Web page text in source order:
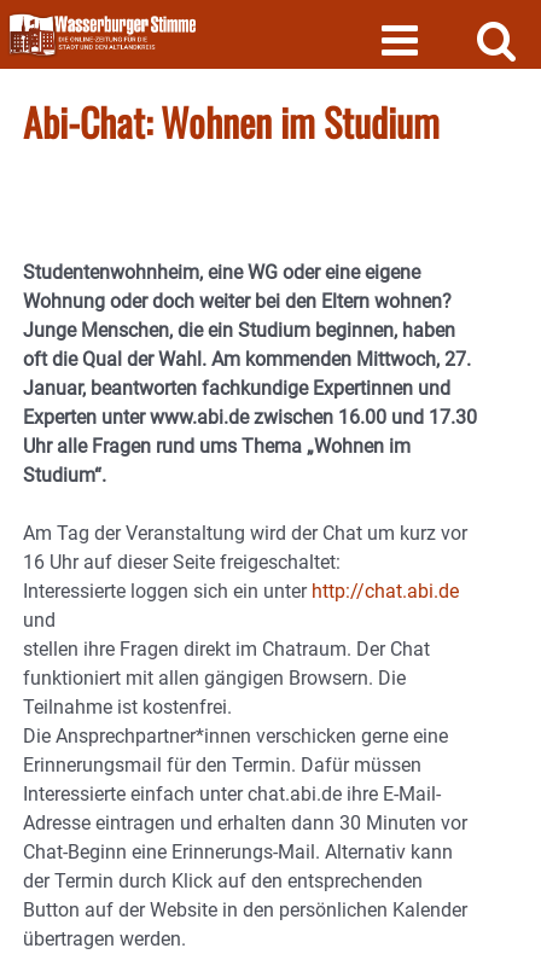
Skip
to
content
Abi-Chat: Wohnen im Studium
Studentenwohnheim, eine WG oder eine eigene
Wohnung oder doch weiter bei den Eltern wohnen?
Junge Menschen, die ein Studium beginnen, haben
oft die Qual der Wahl. Am kommenden Mittwoch, 27.
Januar, beantworten fachkundige Expertinnen und
Experten unter www.abi.de zwischen 16.00 und 17.30
Uhr alle Fragen rund ums Thema „Wohnen im
Studium“.
Am Tag der Veranstaltung wird der Chat um kurz vor
16 Uhr auf dieser Seite freigeschaltet:
Interessierte loggen sich ein unter http://chat.abi.de
und
stellen ihre Fragen direkt im Chatraum. Der Chat
funktioniert mit allen gängigen Browsern. Die
Teilnahme ist kostenfrei.
Die Ansprechpartner*innen verschicken gerne eine
Erinnerungsmail für den Termin. Dafür müssen
Interessierte einfach unter chat.abi.de ihre E-Mail-
Adresse eintragen und erhalten dann 30 Minuten vor
Chat-Beginn eine Erinnerungs-Mail. Alternativ kann
der Termin durch Klick auf den entsprechenden
Button auf der Website in den persönlichen Kalender
übertragen werden.